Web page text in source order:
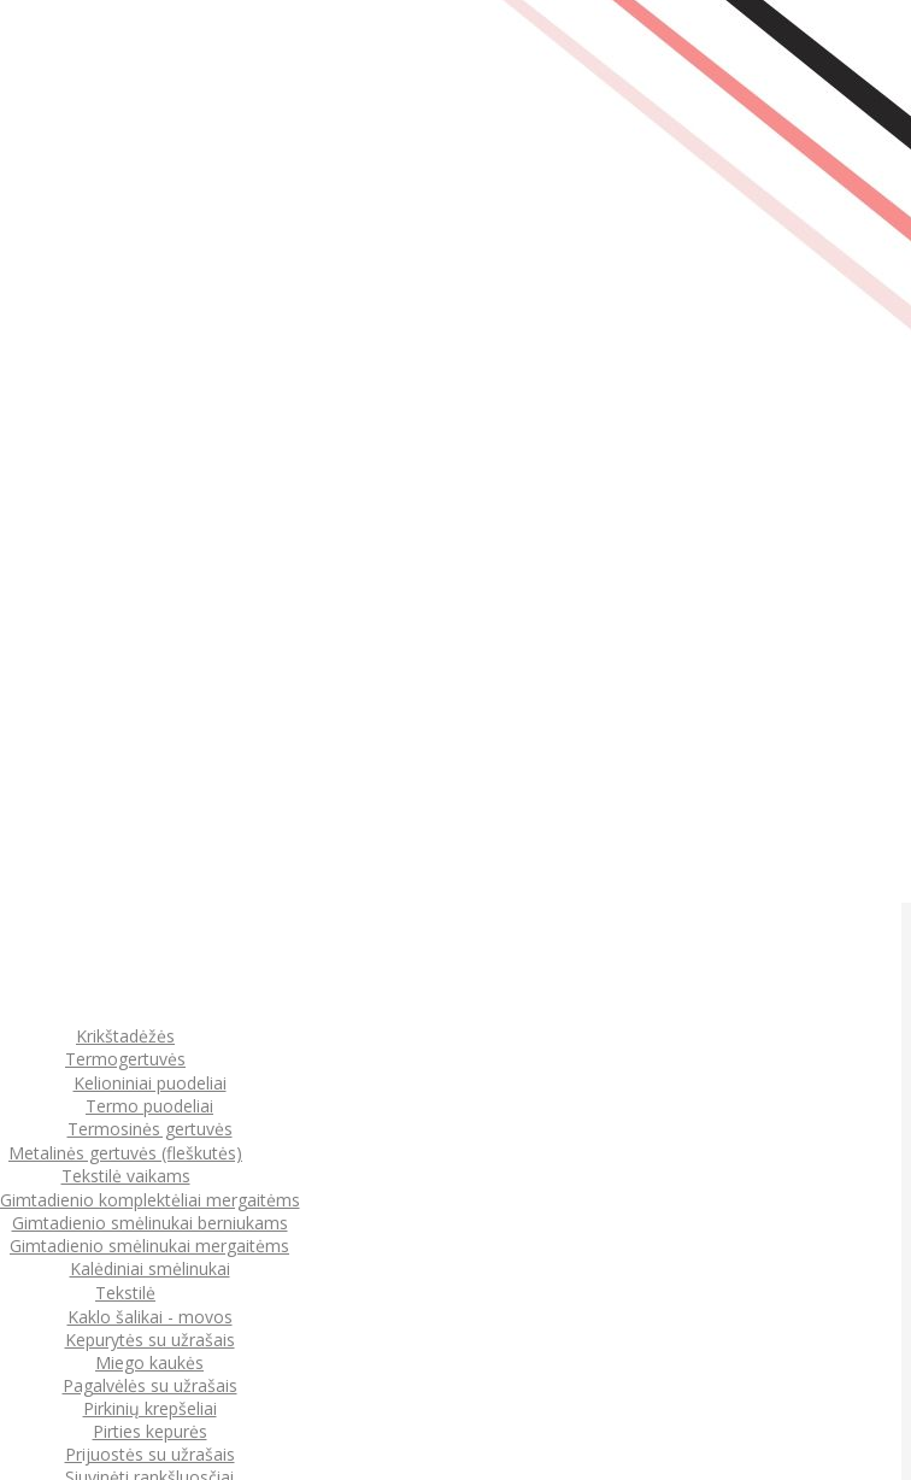
Krikštadėžės
Termogertuvės
Kelioniniai puodeliai
Termo puodeliai
Termosinės gertuvės
Metalinės gertuvės (fleškutės)
Tekstilė vaikams
Gimtadienio komplektėliai mergaitėms
Gimtadienio smėlinukai berniukams
Gimtadienio smėlinukai mergaitėms
Kalėdiniai smėlinukai
Tekstilė
Kaklo šalikai - movos
Kepurytės su užrašais
Miego kaukės
Pagalvėlės su užrašais
Pirkinių krepšeliai
Pirties kepurės
Prijuostės su užrašais